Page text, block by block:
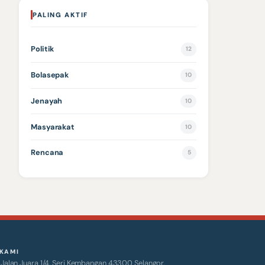
PALING AKTIF
Politik 12
Bolasepak 10
Jenayah 10
Masyarakat 10
Rencana 5
Juara 1/4, Seri Kembangan 43300 Selangor.